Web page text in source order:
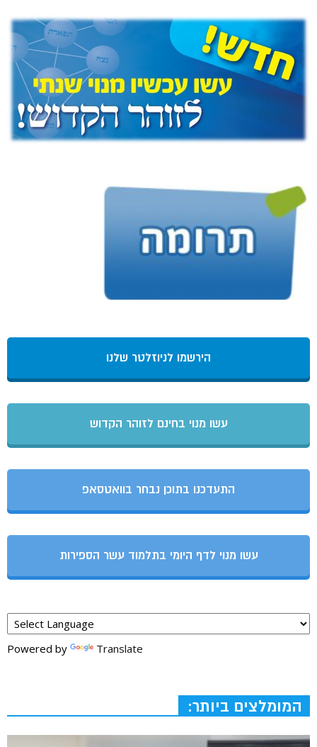
הירשמו לניוזלטר שלנו
עשו מנוי בחינם לזוהר הקדוש
התעדכנו בתוכן נבחר בוואטסאפ
עשו מנוי לדף היומי בתלמוד עשר הספירות
Powered by Translate
המומלצים ביותר: